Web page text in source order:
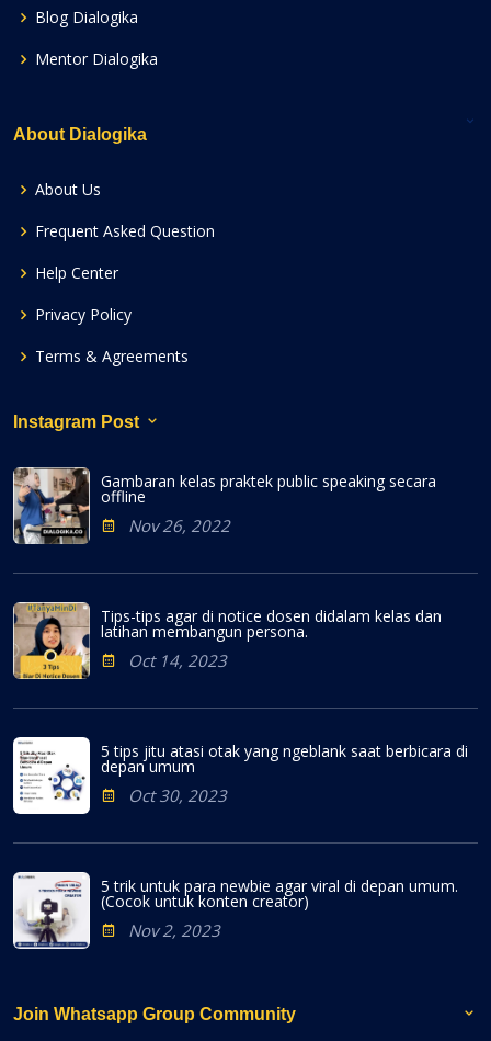
Blog Dialogika
Mentor Dialogika
About Dialogika
About Us
Frequent Asked Question
Help Center
Privacy Policy
Terms & Agreements
Instagram Post
Gambaran kelas praktek public speaking secara
offline
Nov 26, 2022
Tips-tips agar di notice dosen didalam kelas dan
latihan membangun persona.
Oct 14, 2023
5 tips jitu atasi otak yang ngeblank saat berbicara di
depan umum
Oct 30, 2023
5 trik untuk para newbie agar viral di depan umum.
(Cocok untuk konten creator)
Nov 2, 2023
Join Whatsapp Group Community